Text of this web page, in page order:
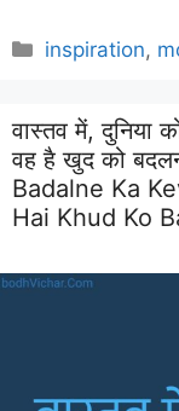
Categories
inspiration,
वास्तव में, दुनिया
वह है खुद को
Badalne Ka
Hai Khud Ko